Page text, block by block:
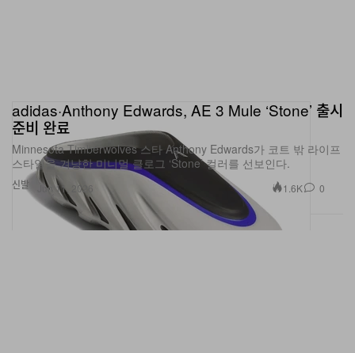
신발
준비 완료
Minnesota Timberwolves 스타 Anthony Edwards가 코트 밖 라이프
스타일을 겨냥한 미니멀 클로그 ‘Stone’ 컬러를 선보인다.
Jun 11, 2026 1.6K